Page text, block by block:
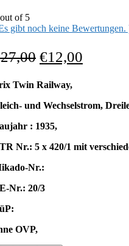
of 5
gibt noch keine Bewertungen.
27,00 €12,00
Twin Railway,
und Wechselstrom,
: 1935,
Nr.: 5 x 420/1 mit
Nr.:
Nr.: 20/3
OVP,